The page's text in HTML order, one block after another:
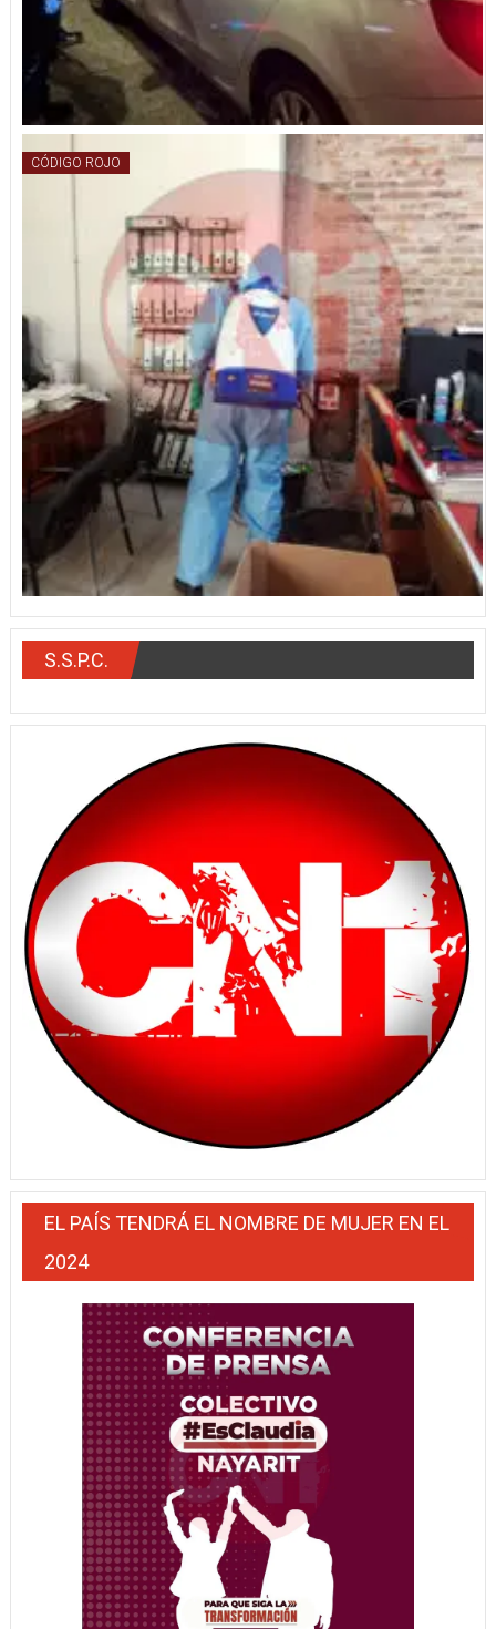
CÓDIGO ROJO
S.S.P.C.
EL PAÍS TENDRÁ EL NOMBRE DE MUJER EN EL
2024